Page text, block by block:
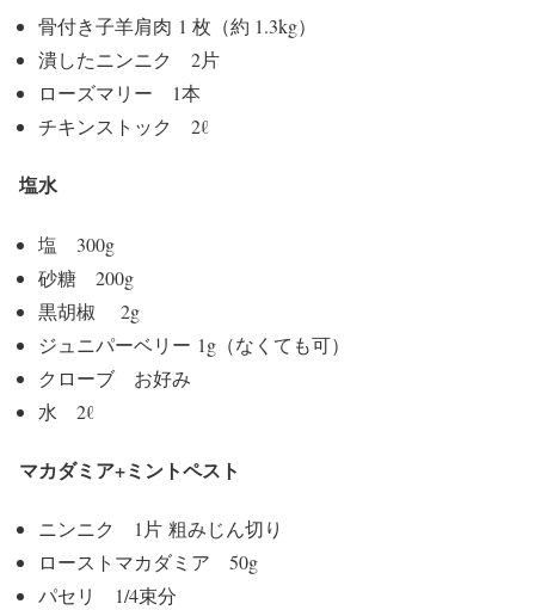
骨付き子羊肩肉 1 枚 （約 1.3kg）
潰したニンニク 2片
ローズマリー 1本
チキンストック 2ℓ
塩水
塩 300g
砂糖 200g
黒胡椒
2g
ジュニパーベリー 1g（なくても可）
クローブ お好み
水 2ℓ
マカダミア+ミントペスト
ニンニク 1片 粗みじん切り
ロースト マカダミア 50g
パセリ 1/4束分